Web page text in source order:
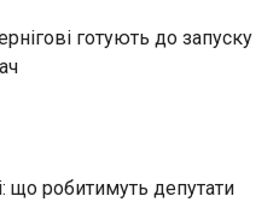
готують до запуску
що робитимуть депутати